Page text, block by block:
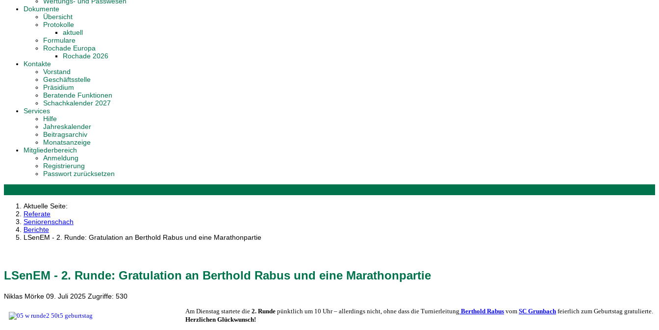
Dokumente
Übersicht
Protokolle
aktuell
Formulare
Rochade Europa
Rochade 2026
Kontakte
Vorstand
Geschäftsstelle
Präsidium
Beratende Funktionen
Schachkalender 2027
Services
Hilfe
Jahreskalender
Beitragsarchiv
Monatsanzeige
Mitgliederbereich
Anmeldung
Registrierung
Passwort zurücksetzen
Aktuelle Seite:
Referate
Seniorenschach
Berichte
LSenEM - 2. Runde: Gratulation an Berthold Rabus und eine Marathonpartie
LSenEM - 2. Runde: Gratulation an Berthold Rabus und eine Marathonpartie
Niklas Mörke 09. Juli 2025 Zugriffe: 530
Am Dienstag startete die 2. Runde pünktlich um 10 Uhr – allerdings nicht, ohne dass die Turnierleitung Berthold Rabus vom SC Grunbach feierlich zum Geburtstag gratulierte.
Herzlichen Glückwunsch!